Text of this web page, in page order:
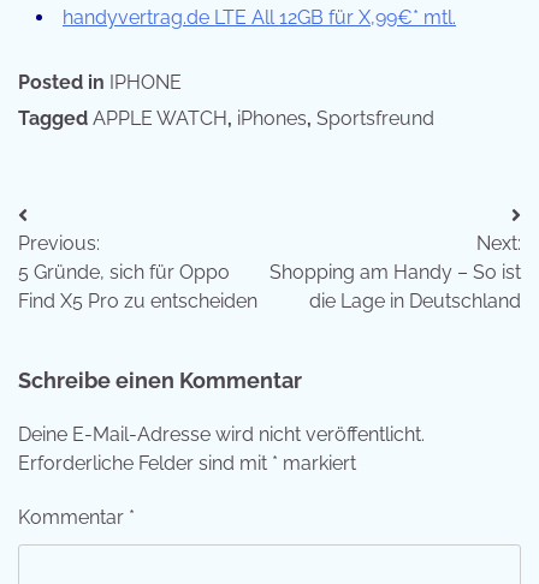
handyvertrag.de LTE All 12GB für X,99€* mtl.
Posted in IPHONE
Tagged APPLE WATCH, iPhones, Sportsfreund
Beitragsnavigation
Previous:
5 Gründe, sich für Oppo
Find X5 Pro zu entscheiden
Next:
Shopping am Handy – So ist
die Lage in Deutschland
Schreibe einen Kommentar
Deine E-Mail-Adresse wird nicht veröffentlicht.
Erforderliche Felder sind mit * markiert
Kommentar *